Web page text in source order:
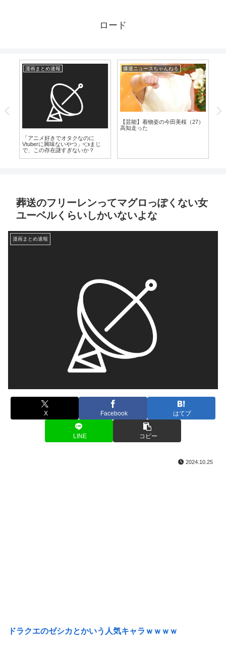
ロード
漫画まとめ速報
「アニメ好きでオタクなのに
Vtuberに興味ないやつ」👈まじ
で、この存在謎すぎないか？
爆速ニュースちゃんねる
【芸能】着物姿の今田美桜（27）
高知走った
葬送のフリーレンってマグロっぽくない女
ユーベルくらいしかいないよな
漫画まとめ速報
X Facebook はてブ
LINE コピー
2024.10.25
ドラクエのゼシカとかいう人気キャラｗｗｗｗ